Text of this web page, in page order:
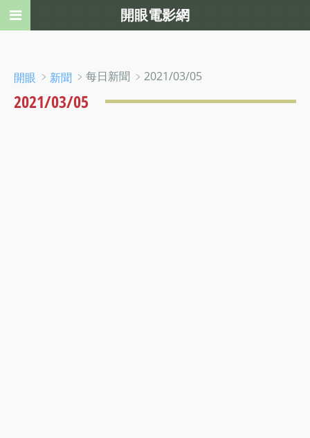
開眼 ﹥ 新聞 ﹥每日新聞 ﹥2021/03/05
2021/03/05
開眼電影網